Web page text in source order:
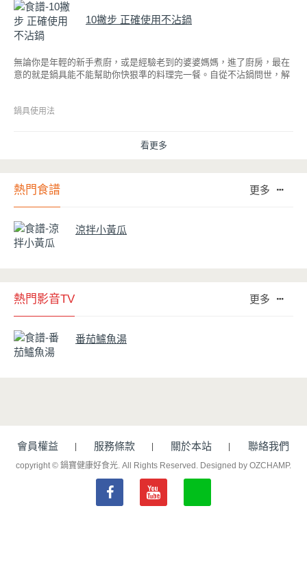
10撇步 正確使用不沾鍋
無論你是年輕的新手煮廚，或是經驗老到的婆婆媽媽，進了廚房，最在
意的就是鍋具能不能幫助你快狠準的料理完一餐。自從不沾鍋問世，解
因此金鑽不沾系列的鍋具，更年年穩居銷售排行榜的前幾名。然而如何
鍋具使用法
看更多
熱門食譜 更多
涼拌小黃瓜
熱門影音TV 更多
番茄鱸魚湯
會員權益 服務條款 關於本站 聯絡我們
copyright © 鍋寶健康好食光. All Rights Reserved. Designed by OZCHAMP.